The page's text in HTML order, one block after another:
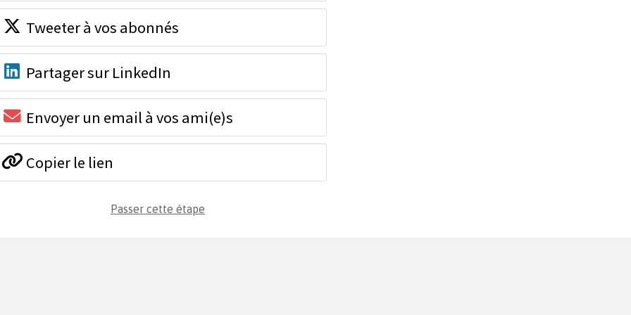
Tweeter à vos abonnés
Partager sur LinkedIn
Envoyer un email à vos ami(e)s
Copier le lien
Passer cette étape